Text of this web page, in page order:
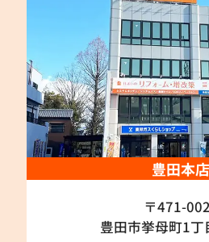
豊田本店
〒471-
豊田市挙母町1